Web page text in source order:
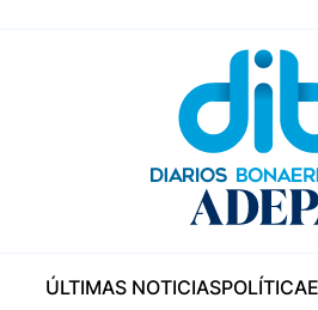
ÚLTIMAS NOTICIASPOLÍTICA